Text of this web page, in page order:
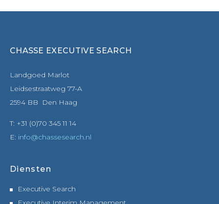
CHASSE EXECUTIVE SEARCH
Landgoed Marlot
Leidsestraatweg 77-A
2594 BB Den Haag
T: +31 (0)70 345 11 14
E: info@chassesearch.nl
Diensten
Executive Search